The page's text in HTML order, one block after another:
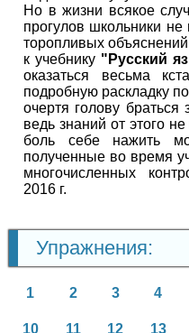
Но в жизни всякое
прогулов школьники не
торопливых
к учебнику "Русский
оказаться весьма
подробную раскладку
очертя голову
ведь знаний от этого
боль себе нажить
полученные во время
многочисленных
2016 г.
Упражнения:
1 2 3 4
10 11 12 13